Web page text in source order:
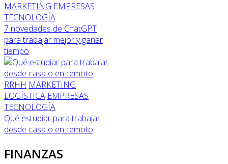
MARKETING EMPRESAS
TECNOLOGÍA
7 novedades de ChatGPT
para trabajar mejor y ganar
tiempo
RRHH MARKETING
LOGÍSTICA EMPRESAS
TECNOLOGÍA
Qué estudiar para trabajar
desde casa o en remoto
FINANZAS